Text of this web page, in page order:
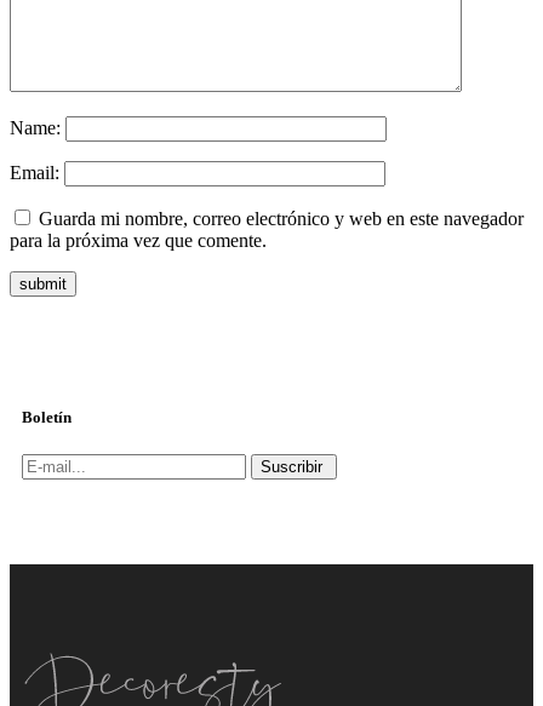
Name:
Email:
Guarda mi nombre, correo electrónico y web en este navegador
para la próxima vez que comente.
Boletín
Suscribir